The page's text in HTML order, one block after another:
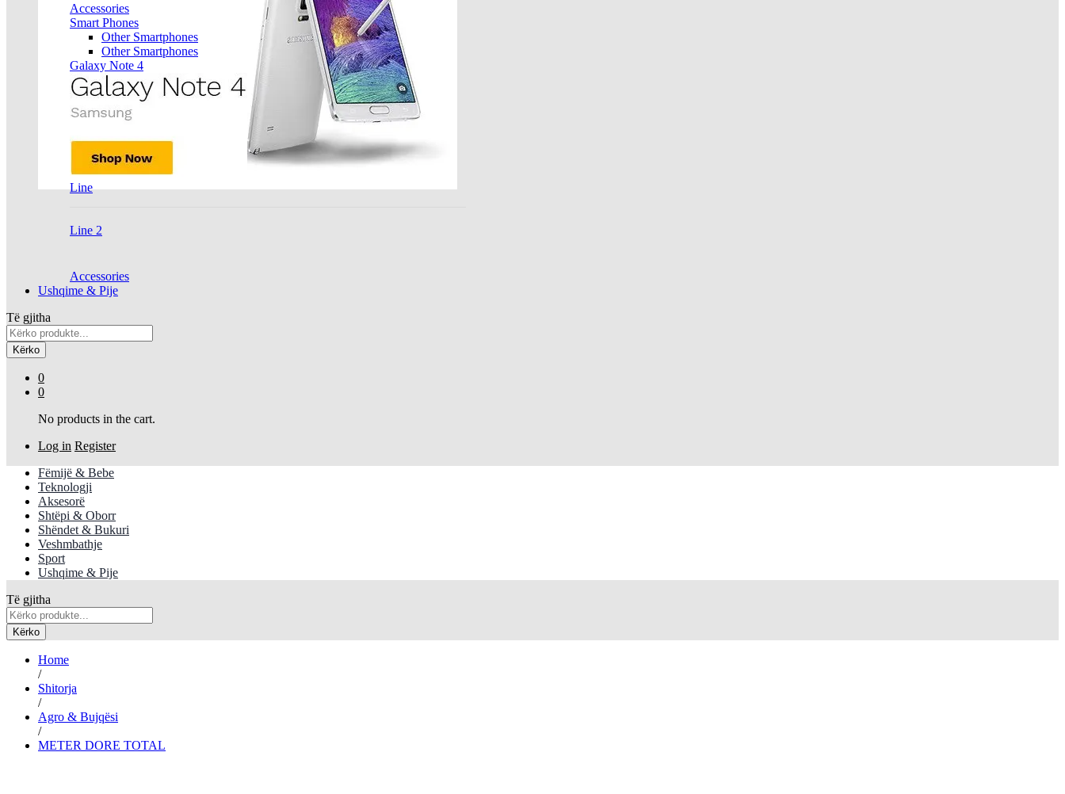
Accessories
Smart Phones
Other Smartphones
Other Smartphones
Galaxy Note 4
Line
Line 2
Accessories
Ushqime & Pije
Të gjitha
Kërko
0
0
No products in the cart.
Log in Register
Fëmijë & Bebe
Teknologji
Aksesorë
Shtëpi & Oborr
Shëndet & Bukuri
Veshmbathje
Sport
Ushqime & Pije
Të gjitha
Kërko
Home
/
Shitorja
/
Agro & Bujqësi
/
METER DORE TOTAL